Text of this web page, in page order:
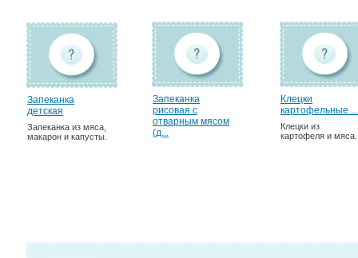
Запеканка
детская
Запеканка из мяса,
макарон и капусты.
Запеканка
рисовая с
отварным мясом
(д...
Клецки
картофельные ...
Клецки из
картофеля и мяса.